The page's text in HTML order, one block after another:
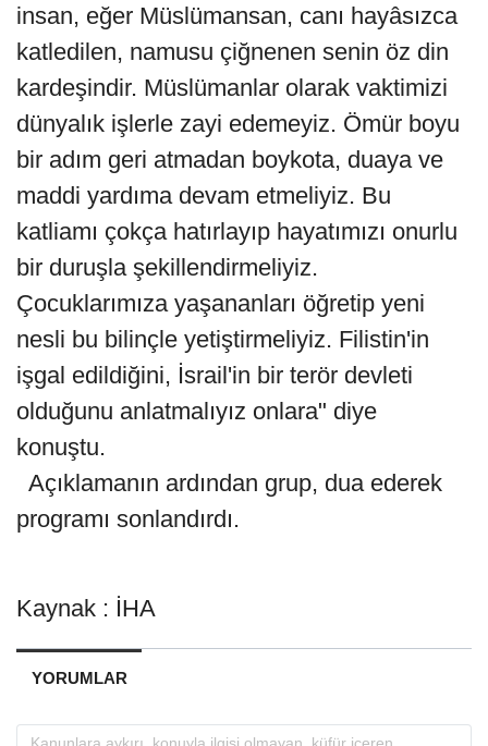
insan, eğer Müslümansan, canı hayâsızca
katledilen, namusu çiğnenen senin öz din
kardeşindir. Müslümanlar olarak vaktimizi
dünyalık işlerle zayi edemeyiz. Ömür boyu
bir adım geri atmadan boykota, duaya ve
maddi yardıma devam etmeliyiz. Bu
katliamı çokça hatırlayıp hayatımızı onurlu
bir duruşla şekillendirmeliyiz.
Çocuklarımıza yaşananları öğretip yeni
nesli bu bilinçle yetiştirmeliyiz. Filistin'in
işgal edildiğini, İsrail'in bir terör devleti
olduğunu anlatmalıyız onlara" diye
konuştu.
Açıklamanın ardından grup, dua ederek
programı sonlandırdı.
Kaynak : İHA
YORUMLAR